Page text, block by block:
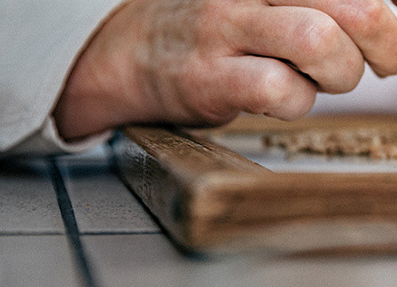
12.09.2025 14:22
756
Фото:
Пресс-служба ЦОК АПК
В аграрной отрасли качество зерна является критическим
фактором для экономического прогресса и
продовольственной стабильности. Различия в составе и
качестве зерновых делают необходимым их точное